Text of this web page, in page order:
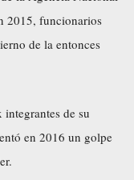
2015, funcionarios
de la entonces
de su
en 2016 un golpe